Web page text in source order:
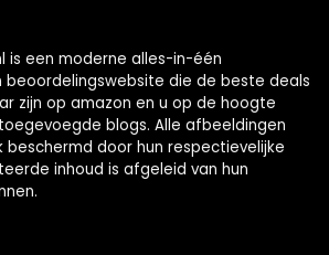
is een moderne alles-in-één
beoordelingswebsite die de beste deals
zijn op amazon en u op de hoogte
blogs. Alle afbeeldingen
beschermd door hun respectievelijke
inhoud is afgeleid van hun